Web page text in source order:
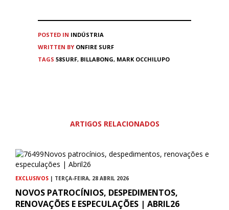
POSTED IN INDÚSTRIA
WRITTEN BY ONFIRE SURF
TAGS 58SURF, BILLABONG, MARK OCCHILUPO
ARTIGOS RELACIONADOS
EXCLUSIVOS | TERÇA-FEIRA, 28 ABRIL 2026
NOVOS PATROCÍNIOS, DESPEDIMENTOS,
RENOVAÇÕES E ESPECULAÇÕES | ABRIL26